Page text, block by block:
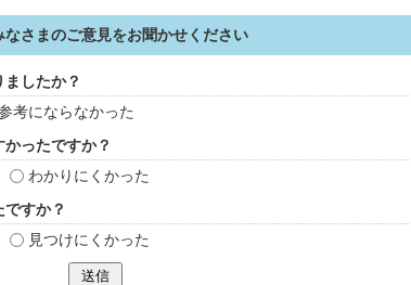
さまのご意見をお聞かせください
したか？
考にならなかった
ったですか？
わかりにくかった
すか？
見つけにくかった
送信